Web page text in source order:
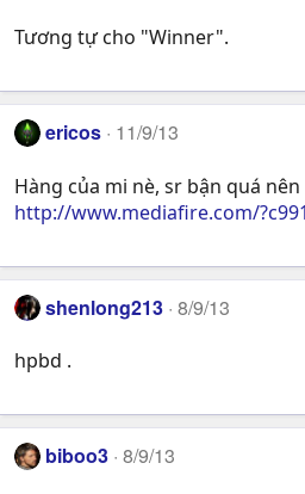
Tương tự cho "Winner".
ericos 11/9/13
Hàng của mi nè, sr bận quá
http://www.mediafire.com/
shenlong213 8/9/13
hpbd .
biboo3 8/9/13